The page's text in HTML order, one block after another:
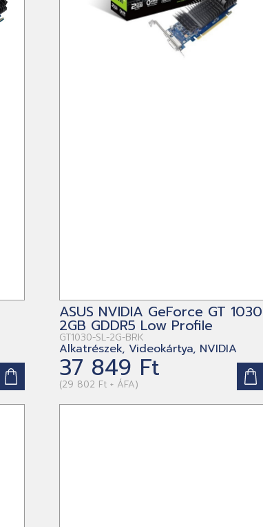
ASUS NVIDIA GeForce GT 1030
2GB GDDR5 Low Profile
GT1030-SL-2G-BRK
Alkatrészek, Videokártya, NVIDIA
37 849 Ft
(29 802 Ft + ÁFA)